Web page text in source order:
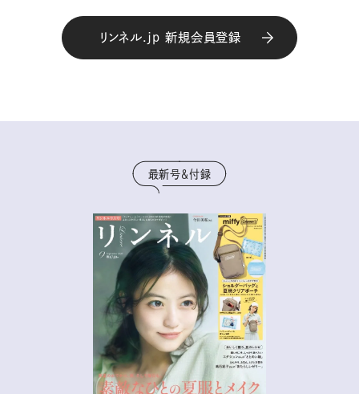
リンネル.jp 新規会員登録
最新号＆付録